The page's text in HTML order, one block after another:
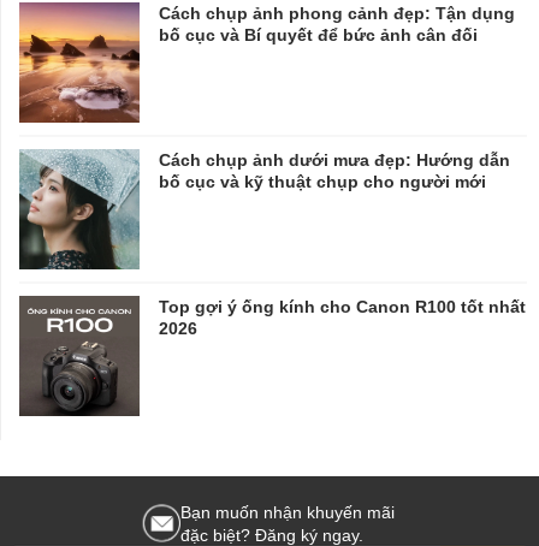
Cách chụp ảnh phong cảnh đẹp: Tận dụng
bố cục và Bí quyết để bức ảnh cân đối
Cách chụp ảnh dưới mưa đẹp: Hướng dẫn
bố cục và kỹ thuật chụp cho người mới
Top gợi ý ống kính cho Canon R100 tốt nhất
2026
Bạn muốn nhận khuyến mãi
đặc biệt? Đăng ký ngay.